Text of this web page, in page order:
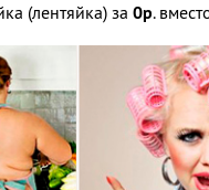
(лентяйка) за 0р.